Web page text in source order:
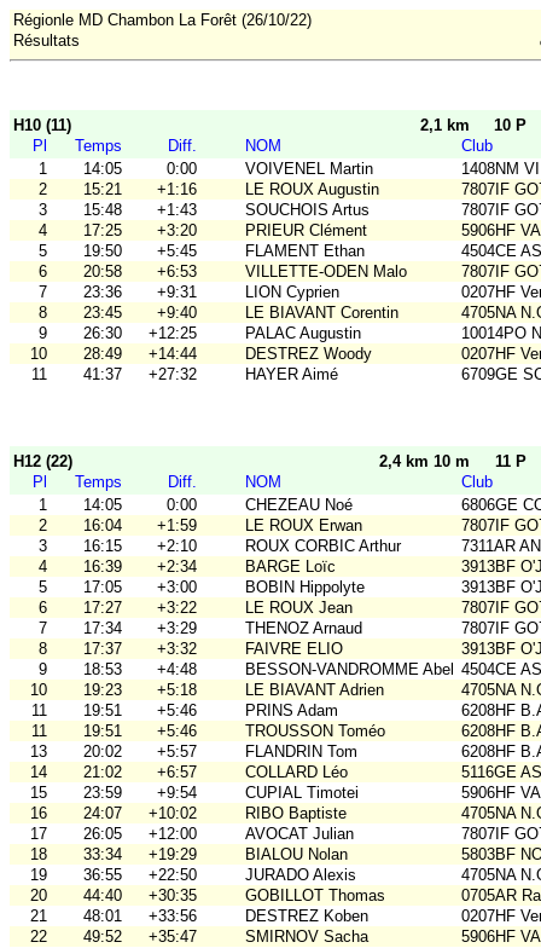
Régionle MD Chambon La Forêt (26/10/22)
Résultats
H10 (11) 2,1 km
10 P
Pl
Temps Diff. NOM
Club
1
14:05 0:00 VOIVENEL Martin
1408NM
2
15:21 +1:16 LE ROUX Augustin
7807IF
3
15:48 +1:43 SOUCHOIS Artus
7807IF
4
17:25 +3:20 PRIEUR Clément
5906HF
5
19:50 +5:45 FLAMENT Ethan
4504CE
6
20:58 +6:53 VILLETTE-ODEN Malo
7807IF
7
23:36 +9:31 LION Cyprien
0207HF
8
23:45 +9:40 LE BIAVANT Corentin
4705NA
9
26:30 +12:25 PALAC Augustin
10014PO
10
28:49 +14:44 DESTREZ Woody
0207HF
11
41:37 +27:32 HAYER Aimé 6709GE
H12 (22) 2,4 km 10 m
11 P
Pl
Temps Diff. NOM
Club
1
14:05 0:00 CHEZEAU Noé
6806GE
2
16:04 +1:59 LE ROUX Erwan
7807IF
3
16:15 +2:10 ROUX CORBIC Arthur
7311AR
4
16:39 +2:34 BARGE Loïc
3913BF
5
17:05 +3:00 BOBIN Hippolyte
3913BF
6
17:27 +3:22 LE ROUX Jean
7807IF
7
17:34 +3:29 THENOZ Arnaud
7807IF
8
17:37 +3:32 FAIVRE ELIO
3913BF
9
18:53 +4:48 BESSON-VANDROMME Abel 4504CE
10
19:23 +5:18 LE BIAVANT Adrien
4705NA
11
19:51 +5:46 PRINS Adam
6208HF
11
19:51 +5:46 TROUSSON Toméo
6208HF
13
20:02 +5:57 FLANDRIN Tom
6208HF
14
21:02 +6:57 COLLARD Léo
5116GE
15
23:59 +9:54 CUPIAL Timotei
5906HF
16
24:07 +10:02 RIBO Baptiste
4705NA
17
26:05 +12:00 AVOCAT Julian
7807IF
18
33:34 +19:29 BIALOU Nolan
5803BF
19
36:55 +22:50 JURADO Alexis
4705NA
20
44:40 +30:35 GOBILLOT Thomas
0705AR
21
48:01 +33:56 DESTREZ Koben
0207HF
22
49:52 +35:47 SMIRNOV Sacha 5906HF